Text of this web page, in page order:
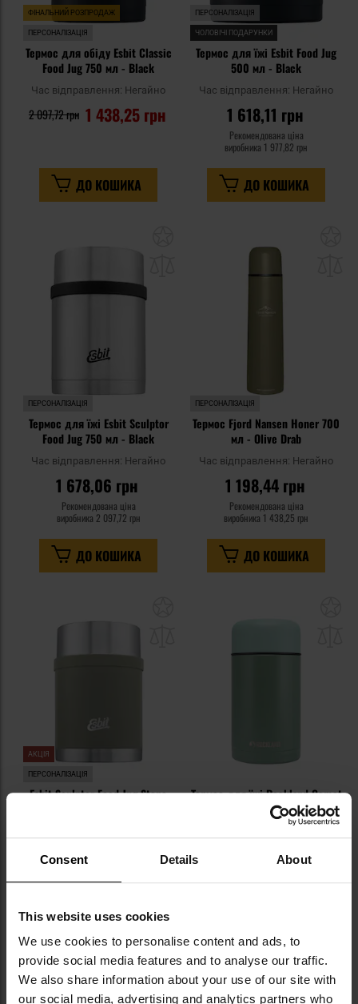
Consent Details About
This website uses cookies
We use cookies to personalise content and ads, to
provide social media features and to analyse our traffic.
We also share information about your use of our site with
our social media, advertising and analytics partners who
ФІНАЛЬНИЙ РОЗПРОДАЖ
ПЕРСОНАЛІЗАЦІЯ
Термос для обіду Esbit Classic
Food Jug 750 мл - Black
Час відправлення: Негайно
1 438,25 грн
2 097,72 грн
ДО КОШИКА
ПЕРСОНАЛІЗАЦІЯ
ЧОЛОВІЧІ ПОДАРУНКИ
Термос для їжі Esbit Food Jug
500 мл - Black
Час відправлення: Негайно
1 618,11 грн
Рекомендована ціна
виробника 1 977,82 грн
ДО КОШИКА
ПЕРСОНАЛІЗАЦІЯ
Термос для їжі Esbit Sculptor
Food Jug 750 мл - Black
Час відправлення: Негайно
1 678,06 грн
Рекомендована ціна
виробника 2 097,72 грн
ДО КОШИКА
ПЕРСОНАЛІЗАЦІЯ
Термос Fjord Nansen Honer 700
мл - Olive Drab
Час відправлення: Негайно
1 198,44 грн
Рекомендована ціна
виробника 1 438,25 грн
ДО КОШИКА
уподобань
АКЦІЯ
ПЕРСОНАЛІЗАЦІЯ
Esbit Sculptor Food Jug Stone
1 438,25 грн
2 097,72 грн
ДО КОШИКА
Термос для їжі Rockland Comet
1 л - Olive
1 078,54 грн
Додати
до